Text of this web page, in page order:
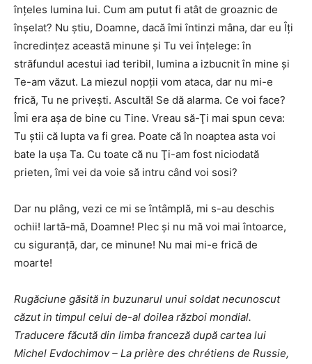
înţeles lumina lui. Cum am putut fi atât de groaznic de
înşelat? Nu ştiu, Doamne, dacă îmi întinzi mâna, dar eu Îţi
încredinţez această minune şi Tu vei înţelege: în
străfundul acestui iad teribil, lumina a izbucnit în mine şi
Te-am văzut. La miezul nopţii vom ataca, dar nu mi-e
frică, Tu ne priveşti. Ascultă! Se dă alarma. Ce voi face?
Îmi era aşa de bine cu Tine. Vreau să-Ţi mai spun ceva:
Tu ştii că lupta va fi grea. Poate că în noaptea asta voi
bate la uşa Ta. Cu toate că nu Ţi-am fost niciodată
prieten, îmi vei da voie să intru când voi sosi?
Dar nu plâng, vezi ce mi se întâmplă, mi s-au deschis
ochii! Iartă-mă, Doamne! Plec şi nu mă voi mai întoarce,
cu siguranţă, dar, ce minune! Nu mai mi-e frică de
moarte!
Rugăciune găsită in buzunarul unui soldat necunoscut
căzut in timpul celui de-al doilea război mondial.
Traducere făcută din limba franceză după cartea lui
Michel Evdochimov – La prière des chrétiens de Russie,